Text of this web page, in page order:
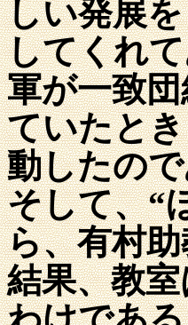
しい発展
してくれ
軍が一致
ていたと
動したの
そして、“
ら、有村
結果、教